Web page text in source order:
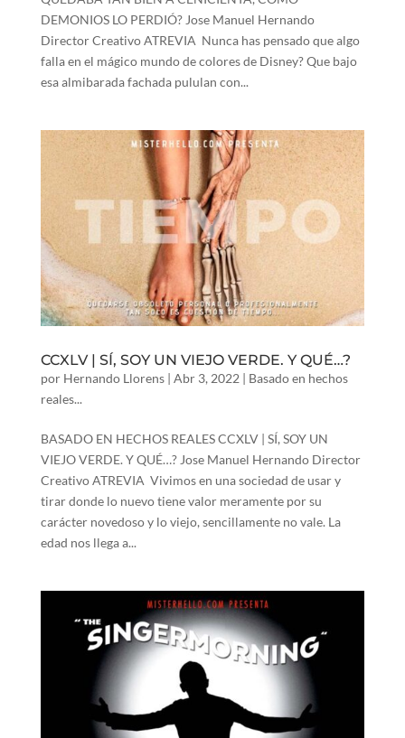
DEMONIOS LO PERDIÓ? Jose Manuel Hernando
Director Creativo ATREVIA Nunca has pensado que algo
falla en el mágico mundo de colores de Disney? Que bajo
esa almibarada fachada pululan con...
CCXLV | SÍ, SOY UN VIEJO VERDE. Y QUÉ…?
por Hernando Llorens| Abr 3, 2022 | Basado en hechos
reales...
BASADO EN HECHOS REALES CCXLV | SÍ, SOY UN
VIEJO VERDE. Y QUÉ…? Jose Manuel Hernando Director
Creativo ATREVIA Vivimos en una sociedad de usar y
tirar donde lo nuevo tiene valor meramente por su
carácter novedoso y lo viejo, sencillamente no vale. La
edad nos llega a...